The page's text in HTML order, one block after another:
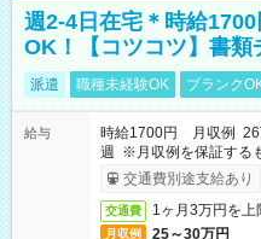
週2-4日在宅＊時給
OK！【コツコツ】書類
派遣 職種未経験OK ブランク
給与
時給1700円 月収例 26
週 ※月収例を保証する
交通費別途支給あり
交通費 1ヶ月3万円を
月収例 25～30万円